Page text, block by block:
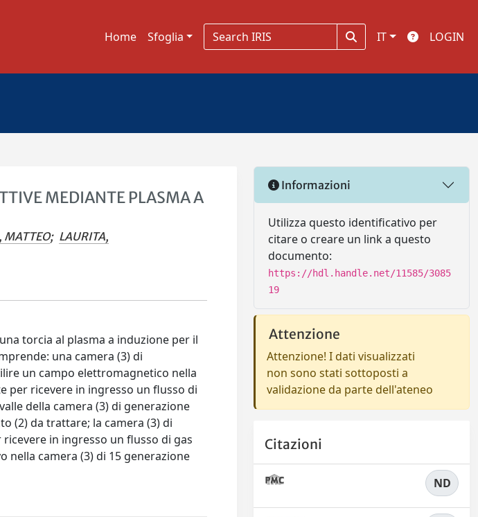
Home Sfoglia IT LOGIN
MEDIANTE PLASMA A
MATTEO; LAURITA,
torcia al plasma a induzione per il
una camera (3) di
un campo elettromagnetico nella
per ricevere in ingresso un flusso di
della camera (3) di generazione
(2) da trattare; la camera (3) di
in ingresso un flusso di gas
nella camera (3) di 15 generazione
Informazioni
Utilizza questo identificativo per
citare o creare un link a questo
documento:
https://hdl.handle.net/11585/3085
19
Attenzione
Attenzione! I dati visualizzati
non sono stati sottoposti a
validazione da parte dell'ateneo
Citazioni
ND